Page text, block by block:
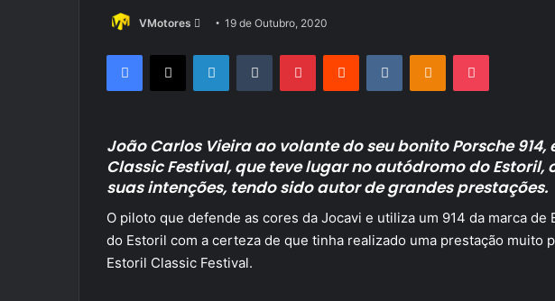
VMotores
Send
email
19 de Outubro, 2020
Facebook
X LinkedInTumblr PinterestReddit VKontakteOdnoklassniki
Pocket
João Carlos Vieira ao volante do seu bonito Porsche 914,
Classic Festival, que teve lugar no autódromo do Estoril,
suas intenções, tendo sido autor de grandes prestações.
O piloto que defende as cores da Jocavi e utiliza um 914 da marca de
do Estoril com a certeza de que tinha realizado uma prestação muito
Estoril Classic Festival.